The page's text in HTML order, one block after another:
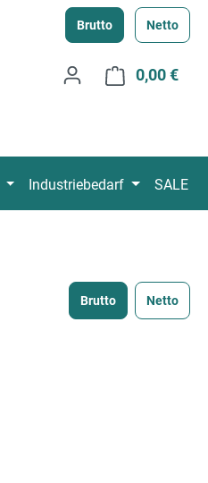
Brutto Netto
0,00 €
Industriebedarf SALE
Brutto Netto